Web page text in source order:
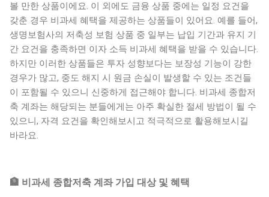
볼 만한 상품이에요. 이 외에도 금융 상품 중에는 일정 요건을
갖춘 경우 비과세 혜택을 제공하는 상품들이 있어요. 예를 들어,
생명보험사의 저축성 보험 상품 중 일부는 납입 기간과 유지 기
간 요건을 충족하면 이자 소득 비과세 혜택을 받을 수 있습니다.
하지만 이러한 상품들은 투자 성향보다는 보장성 기능이 강한
경우가 많고, 중도 해지 시 원금 손실이 발생할 수 있는 조건들
이 포함될 수 있으니 신중하게 접근해야 합니다. 비과세 종합저
축 계좌는 해당되는 분들에게는 아주 확실한 절세 방법이 될 수
있으니, 자격 요건을 확인해보시고 적극적으로 활용해보시길
바라요.
🏦 비과세 종합저축 계좌 가입 대상 및 혜택